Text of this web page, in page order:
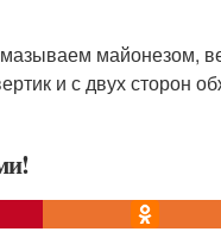
майонезом,
и с двух сторон